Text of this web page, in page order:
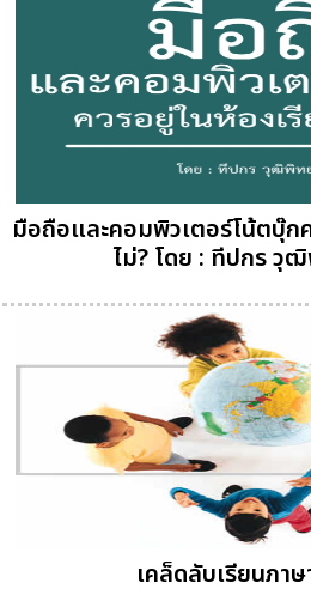
มือถือและคอมพิวเตอร์โน้ตบุ๊ก
ไม่? โดย : ทีปกร วุ
เคล็ดลับเรียนภา